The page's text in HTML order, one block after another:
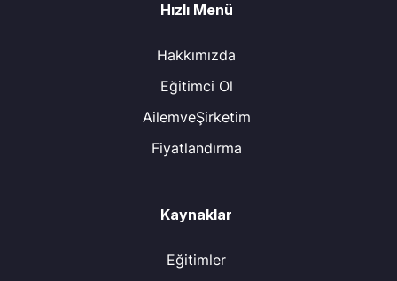
Hızlı Menü
Hakkımızda
Eğitimci Ol
AilemveŞirketim
Fiyatlandırma
Kaynaklar
Eğitimler